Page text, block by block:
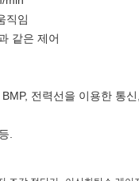
직임
같은 제어
전력선을 이용한 통
.